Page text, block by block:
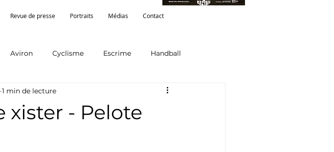
Revue de presse Portraits Médias Contact
Aviron Cyclisme Escrime Handball
Pirogue Sport santé
xister - Pelote
1 min de lecture